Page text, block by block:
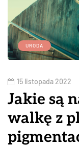
URODA
15 listopada 2022
Jakie są
walkę z